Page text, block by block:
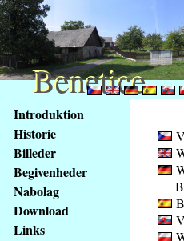
obsah
stránky
Klávesové
zkratky
tomto
webu
Introduktion
Historie
Billeder
Begivenheder
Nabolag
Download
Links
Benetice
Benetice